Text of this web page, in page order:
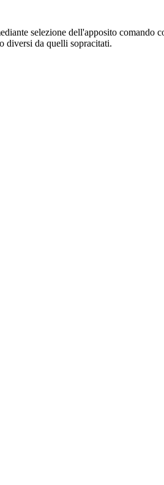
selezione dell'apposito
diversi da quelli sopracitati.